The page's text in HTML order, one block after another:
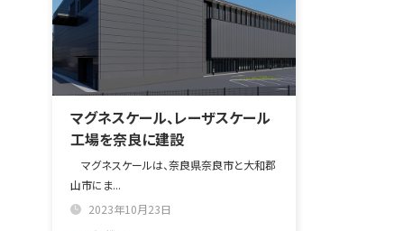
マグネスケール、レーザスケール
工場を奈良に建設
マグネスケールは、奈良県奈良市と大和郡
山市にま...
2023年10月23日